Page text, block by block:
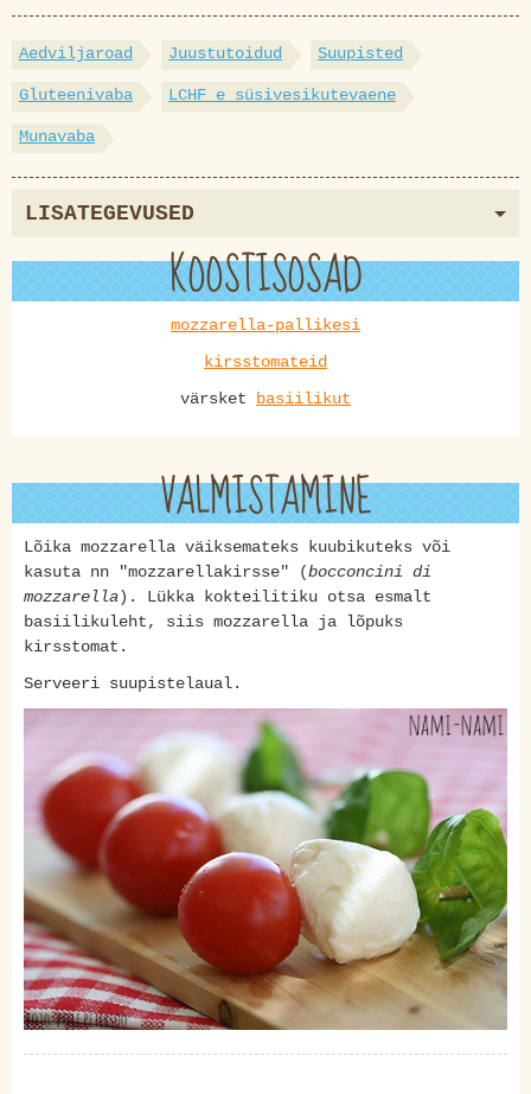
Aedviljaroad Juustutoidud Suupisted
Gluteenivaba LCHF e süsivesikutevaene
Munavaba
LISATEGEVUSED
KOOSTISOSAD
mozzarella-pallikesi
kirsstomateid
värsket basiilikut
VALMISTAMINE
Lõika mozzarella väiksemateks kuubikuteks või
kasuta nn "mozzarellakirsse" (bocconcini di
mozzarella). Lükka kokteilitiku otsa esmalt
basiilikuleht, siis mozzarella ja lõpuks
kirsstomat.
Serveeri suupistelaual.